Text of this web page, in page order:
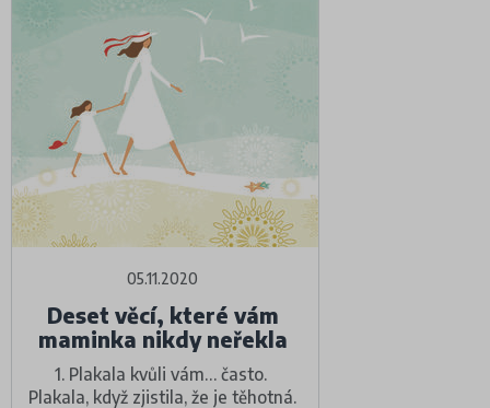
05.11.2020
Deset věcí, které vám
maminka nikdy neřekla
1. Plakala kvůli vám… často.
Plakala, když zjistila, že je těhotná.